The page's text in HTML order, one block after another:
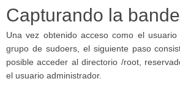
Capturando la
Una vez obtenido acceso como el usuario
grupo de sudoers, el siguiente paso
posible acceder al directorio /root,
el usuario administrador.